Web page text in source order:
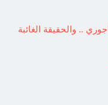
.. والحقيقة الغائبة